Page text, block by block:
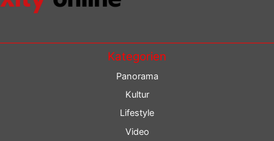
Kategorien
Panorama
Kultur
Lifestyle
Video